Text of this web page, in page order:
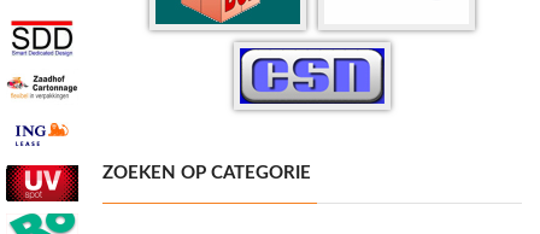
ZOEKEN OP CATEGORIE